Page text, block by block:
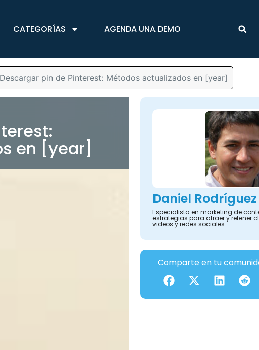
CATEGORÍAS AGENDA UNA DEMO
Descargar pin de Pinterest: Métodos actualizados en [year]
en [year]
Daniel Rodríguez
Especialista en marketing de
estrategias para atraer y retener
videos y redes sociales.
Comparte en tu